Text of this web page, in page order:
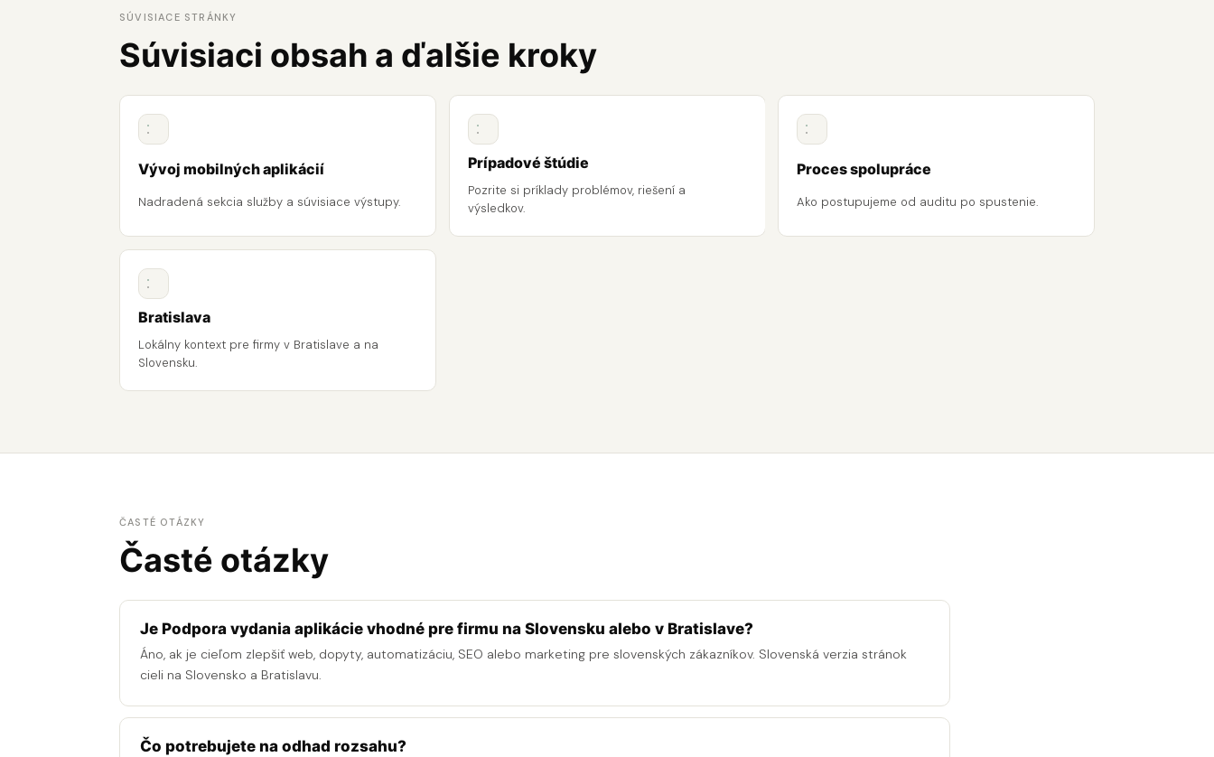
SÚVISIACE STRÁNKY
Súvisiaci obsah a ďalšie kroky
Vývoj mobilných aplikácií
Nadradená sekcia služby a súvisiace výstupy.
Prípadové štúdie
Pozrite si príklady problémov, riešení a
výsledkov.
Proces spolupráce
Ako postupujeme od auditu po spustenie.
Bratislava
Lokálny kontext pre firmy v Bratislave a na
Slovensku.
ČASTÉ OTÁZKY
Časté otázky
Je Podpora vydania aplikácie vhodné pre firmu na Slovensku alebo v Bratislave?
Áno, ak je cieľom zlepšiť web, dopyty, automatizáciu, SEO alebo marketing pre slovenských zákazníkov. Slovenská verzia stránok
cieli na Slovensko a Bratislavu.
Čo potrebujete na odhad rozsahu?